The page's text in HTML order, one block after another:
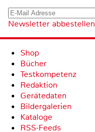
Newsletter abbestellen
Shop
Bücher
Testkompetenz
Redaktion
Gerätedaten
Bildergalerien
Kataloge
RSS-Feeds